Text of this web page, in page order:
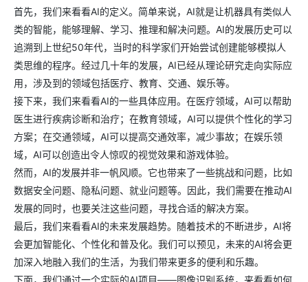
首先，我们来看看AI的定义。简单来说，AI就是让机器具有类似人
类的智能，能够理解、学习、推理和解决问题。AI的发展历史可以
追溯到上世纪50年代，当时的科学家们开始尝试创建能够模拟人
类思维的程序。经过几十年的发展，AI已经从理论研究走向实际应
用，涉及到的领域包括医疗、教育、交通、娱乐等。
接下来，我们来看看AI的一些具体应用。在医疗领域，AI可以帮助
医生进行疾病诊断和治疗；在教育领域，AI可以提供个性化的学习
方案；在交通领域，AI可以提高交通效率，减少事故；在娱乐领
域，AI可以创造出令人惊叹的视觉效果和游戏体验。
然而，AI的发展并非一帆风顺。它也带来了一些挑战和问题，比如
数据安全问题、隐私问题、就业问题等。因此，我们需要在推动AI
发展的同时，也要关注这些问题，寻找合适的解决方案。
最后，我们来看看AI的未来发展趋势。随着技术的不断进步，AI将
会更加智能化、个性化和普及化。我们可以预见，未来的AI将会更
加深入地融入我们的生活，为我们带来更多的便利和乐趣。
下面，我们通过一个实际的AI项目——图像识别系统，来看看如何